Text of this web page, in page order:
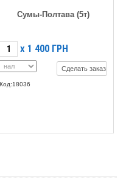
Сумы-Полтава (5т)
X 1 400 ГРН
Сделать заказ
Код:18036